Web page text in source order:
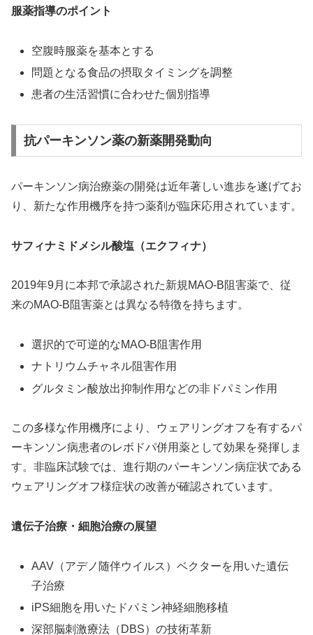
服薬指導のポイント
空腹時服薬を基本とする
問題となる食品の摂取タイミングを調整
患者の生活習慣に合わせた個別指導
抗パーキンソン薬の新薬開発動向
パーキンソン病治療薬の開発は近年著しい進歩を遂げてお
り、新たな作用機序を持つ薬剤が臨床応用されています。
サフィナミドメシル酸塩（エクフィナ）
2019年9月に本邦で承認された新規MAO-B阻害薬で、従
来のMAO-B阻害薬とは異なる特徴を持ちます。
選択的で可逆的なMAO-B阻害作用
ナトリウムチャネル阻害作用
グルタミン酸放出抑制作用などの非ドパミン作用
この多様な作用機序により、ウェアリングオフを有するパ
ーキンソン病患者のレボドパ併用薬として効果を発揮しま
す。非臨床試験では、進行期のパーキンソン病症状である
ウェアリングオフ様症状の改善が確認されています。
遺伝子治療・細胞治療の展望
AAV（アデノ随伴ウイルス）ベクターを用いた遺伝
子治療
iPS細胞を用いたドパミン神経細胞移植
深部脳刺激療法（DBS）の技術革新